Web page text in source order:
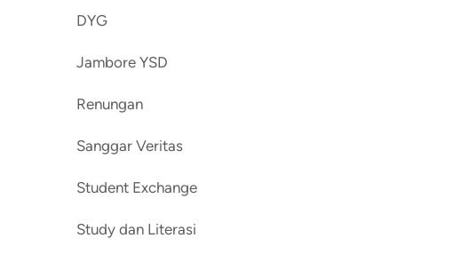
DYG
Jambore YSD
Renungan
Sanggar Veritas
Student Exchange
Study dan Literasi